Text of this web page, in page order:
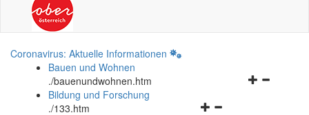
Coronavirus: Aktuelle Informationen
Bauen und Wohnen
./bauenundwohnen.htm
Navigationsmenü
Bildung und Forschung
./133.htm